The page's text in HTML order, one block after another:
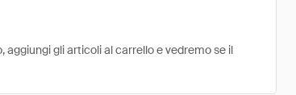
gli articoli al carrello e vedremo se il